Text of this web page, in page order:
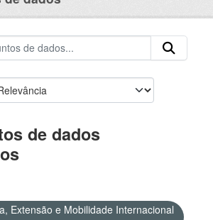
de dados
Extensão e Mobilidade Internacional